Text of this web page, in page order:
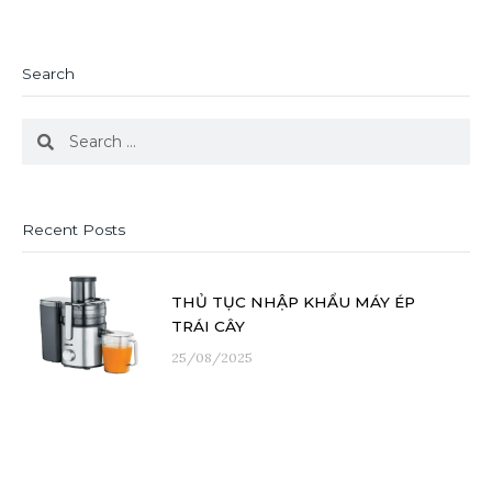
Search
Search
Recent Posts
THỦ TỤC NHẬP KHẨU MÁY ÉP
TRÁI CÂY
25/08/2025